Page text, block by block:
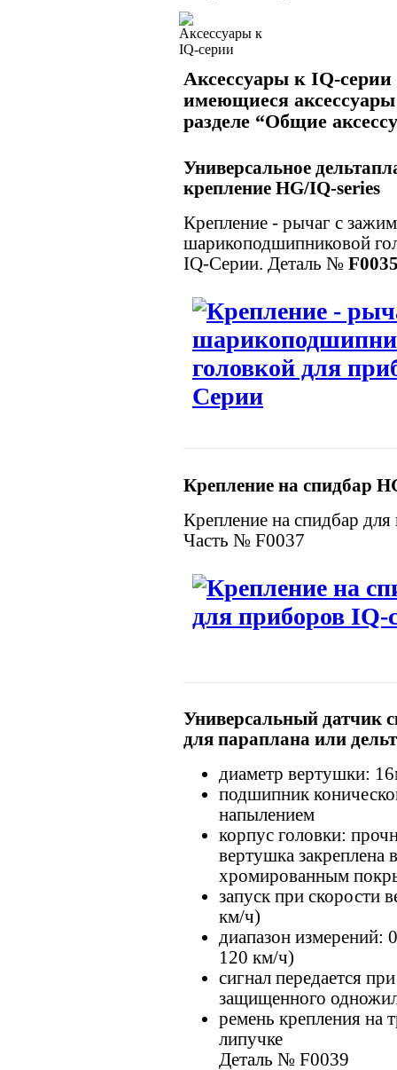
Аксессуары к IQ-серии
имеющиеся
разделе “Общие
Универсальное
крепление HG/IQ-series
Крепление - рычаг с
шарикоподшипниковой
IQ-Серии. Деталь №
Крепление на спидбар
Крепление на спидбар
Часть № F0037
Универсальный датчик
для параплана или
диаметр вертушки:
подшипник
напылением
корпус головки:
вертушка закреплена
хромированным
запуск при скорости
км/ч)
диапазон измерений:
120 км/ч)
сигнал передается
защищенного
ремень крепления на
липучке
Деталь № F0039